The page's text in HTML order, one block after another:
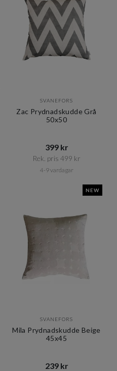
SVANEFORS
Zac Prydnadskudde Grå
50x50
399 kr​​
Rek. pris 499 kr​​
4-9 vardagar
NEW
SVANEFORS
Mila Prydnadskudde Beige
45x45
239 kr​​